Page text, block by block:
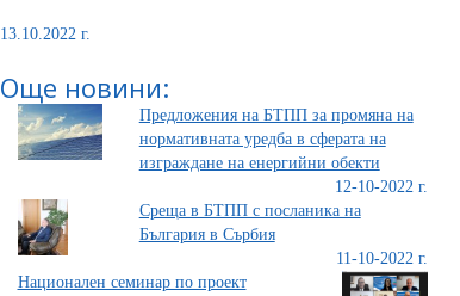
13.10.2022 г.
Още новини:
Предложения на БТПП за промяна на
нормативната уредба в сферата на
изграждане на енергийни обекти
12-10-2022 г.
Среща в БТПП с посланика на
България в Сърбия
11-10-2022 г.
Национален семинар по проект